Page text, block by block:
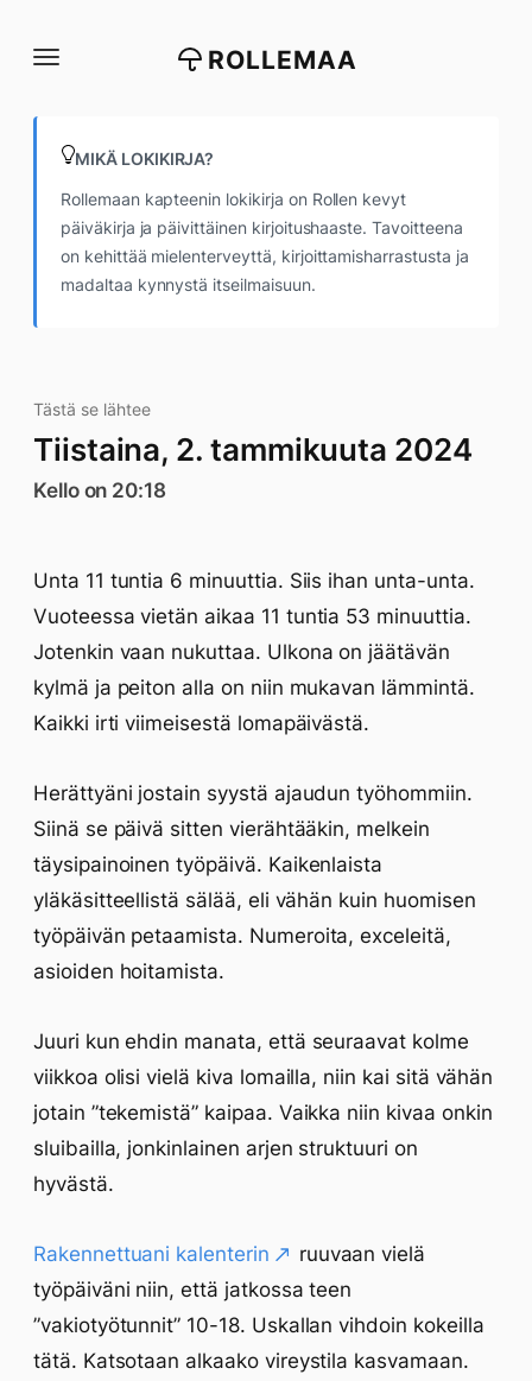
suoraan
ROLLEMAA
MIKÄ LOKIKIRJA?
Rollemaan kapteenin lokikirja on Rollen kevyt
päiväkirja ja päivittäinen kirjoitushaaste. Tavoitteena
on kehittää mielenterveyttä, kirjoittamisharrastusta ja
madaltaa kynnystä itseilmaisuun.
Tästä se lähtee
Tiistaina, 2. tammikuuta 2024
Kello on 20:18
Unta 11 tuntia 6 minuuttia. Siis ihan unta-unta.
Vuoteessa vietän aikaa 11 tuntia 53 minuuttia.
Jotenkin vaan nukuttaa. Ulkona on jäätävän
kylmä ja peiton alla on niin mukavan lämmintä.
Kaikki irti viimeisestä lomapäivästä.
Herättyäni jostain syystä ajaudun työhommiin.
Siinä se päivä sitten vierähtääkin, melkein
täysipainoinen työpäivä. Kaikenlaista
yläkäsitteellistä sälää, eli vähän kuin huomisen
työpäivän petaamista. Numeroita, exceleitä,
asioiden hoitamista.
Juuri kun ehdin manata, että seuraavat kolme
viikkoa olisi vielä kiva lomailla, niin kai sitä vähän
jotain ”tekemistä” kaipaa. Vaikka niin kivaa onkin
sluibailla, jonkinlainen arjen struktuuri on
hyvästä.
Rakennettuani kalenterin
ruuvaan vielä
työpäiväni niin, että jatkossa teen
”vakiotyötunnit” 10-18. Uskallan vihdoin kokeilla
tätä. Katsotaan alkaako vireystila kasvamaan.